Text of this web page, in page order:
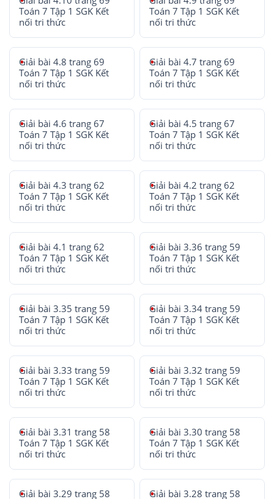
Toán 7 Tập 1 SGK Kết
nối tri thức
Toán 7 Tập 1 SGK Kết
nối tri thức
Giải bài 4.8 trang 69
Toán 7 Tập 1 SGK Kết
nối tri thức
Giải bài 4.7 trang 69
Toán 7 Tập 1 SGK Kết
nối tri thức
Giải bài 4.6 trang 67
Toán 7 Tập 1 SGK Kết
nối tri thức
Giải bài 4.5 trang 67
Toán 7 Tập 1 SGK Kết
nối tri thức
Giải bài 4.3 trang 62
Toán 7 Tập 1 SGK Kết
nối tri thức
Giải bài 4.2 trang 62
Toán 7 Tập 1 SGK Kết
nối tri thức
Giải bài 4.1 trang 62
Toán 7 Tập 1 SGK Kết
nối tri thức
Giải bài 3.36 trang 59
Toán 7 Tập 1 SGK Kết
nối tri thức
Giải bài 3.35 trang 59
Toán 7 Tập 1 SGK Kết
nối tri thức
Giải bài 3.34 trang 59
Toán 7 Tập 1 SGK Kết
nối tri thức
Giải bài 3.33 trang 59
Toán 7 Tập 1 SGK Kết
nối tri thức
Giải bài 3.32 trang 59
Toán 7 Tập 1 SGK Kết
nối tri thức
Giải bài 3.31 trang 58
Toán 7 Tập 1 SGK Kết
nối tri thức
Giải bài 3.30 trang 58
Toán 7 Tập 1 SGK Kết
nối tri thức
Giải bài 3.29 trang 58
Giải bài 3.28 trang 58